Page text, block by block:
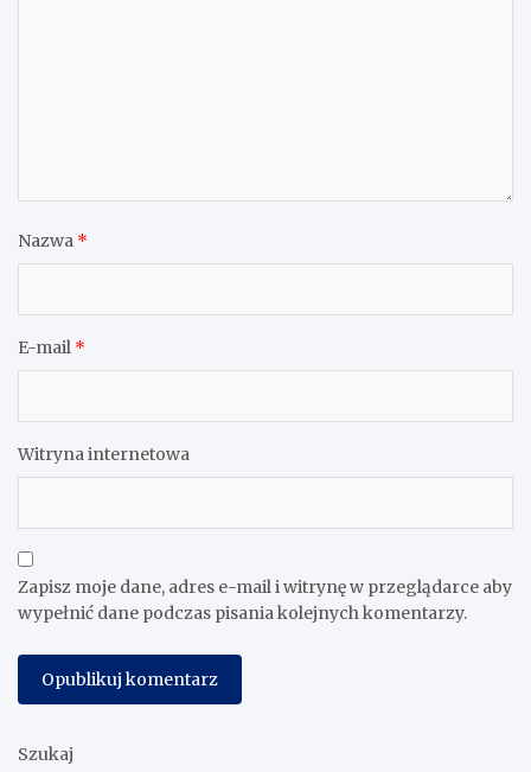
Nazwa *
E-mail *
Witryna internetowa
Zapisz moje dane, adres e-mail i witrynę w przeglądarce aby
wypełnić dane podczas pisania kolejnych komentarzy.
Szukaj